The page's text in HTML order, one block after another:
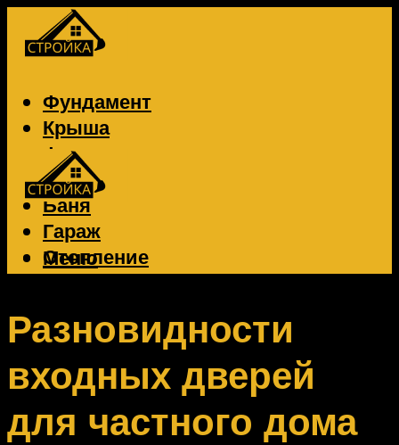
Фундамент
Крыша
Фасад
Забор
Баня
Гараж
Отопление
Вентиляция
Меню
Меню
Разновидности
входных дверей
для частного дома